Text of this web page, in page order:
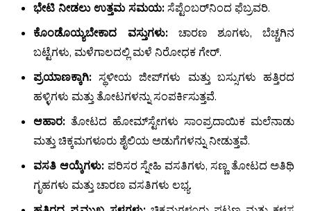
ಭೇಟಿ ನೀಡಲು ಉತ್ತಮ ಸಮಯ:ಸೆಪ್ಟೆಂಬರ್‌ನಿಂದ ಫೆಬ್ರವರಿ.
ಕೊಂಡೊಯ್ಯಬೇಕಾದ ವಸ್ತುಗಳು:ಚಾರಣ ಶೂಗಳು, ಬೆಚ್ಚಗಿನ
ಬಟ್ಟೆಗಳು, ಮಳೆಗಾಲದಲ್ಲಿ ಮಳೆ ನಿರೋಧಕ ಗೇರ್.
ಪ್ರಯಾಣಕ್ಕಾಗಿ: ಸ್ಥಳೀಯ ಜೀಪ್‌ಗಳು ಮತ್ತು ಬಸ್ಸುಗಳು ಹತ್ತಿರದ
ಹಳ್ಳಿಗಳು ಮತ್ತು ತೋಟಗಳನ್ನು ಸಂಪರ್ಕಿಸುತ್ತವೆ.
ಆಹಾರ: ತೋಟದ ಹೋಮ್‌ಸ್ಟೇಗಳು ಸಾಂಪ್ರದಾಯಿಕ ಮಲೆನಾಡು
ಮತ್ತು ಚಿಕ್ಕಮಗಳೂರು ಶೈಲಿಯ ಅಡುಗೆಗಳನ್ನು ನೀಡುತ್ತವೆ.
ವಸತಿ ಆಯ್ಕೆಗಳು: ಪರಿಸರ ಸ್ನೇಹಿ ವಸತಿಗಳು, ಸಣ್ಣ ತೋಟದ ಅತಿಥಿ
ಗೃಹಗಳು ಮತ್ತು ಚಾರಣ ವಸತಿಗಳು ಲಭ್ಯ.